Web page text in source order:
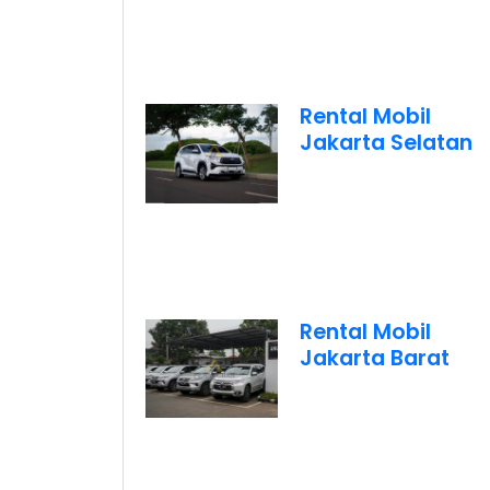
Rental Mobil
Jakarta Selatan
Rental Mobil
Jakarta Barat